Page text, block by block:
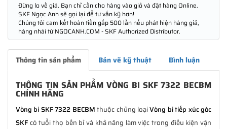
Đừng lo về giá. Bạn chỉ cần cho hàng vào giỏ và đặt hàng Online.
SKF Ngọc Anh sẽ gọi lại để tư vấn kỹ hơn!
Chúng tôi cam kết hoàn tiền gấp 500 lần nếu phát hiện hàng giả,
hàng nhái từ NGOCANH.COM - SKF Authorized Distributor.
Thông tin sản phẩm Bản vẽ kỹ thuật Bình luận
THÔNG TIN SẢN PHẨM VÒNG BI SKF 7322 BECBM
CHÍNH HÃNG
Vòng bi SKF 7322 BECBMthuộc chủng loạiVòng bi tiếp xúc góc
SKFcó tuổi thọ bền bỉ và khả năng làm việc trong điều kiện vận